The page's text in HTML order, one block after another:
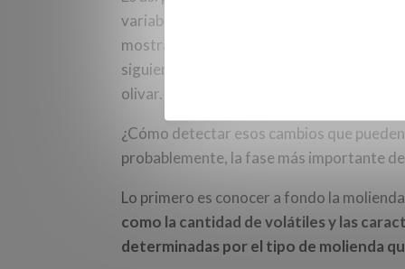
variabilidad del producto llega a tal
mostrar alteraciones en su constitución en
siguiente. Sí, aunque se trate de la misma
olivar.
¿Cómo detectar esos cambios que
probablemente, la fase más importante
Lo primero es conocer a fondo la
como la cantidad de volátiles y las
determinadas por el tipo de molienda